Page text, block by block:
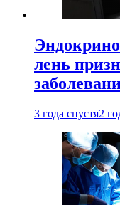
лень
3 года спустя2